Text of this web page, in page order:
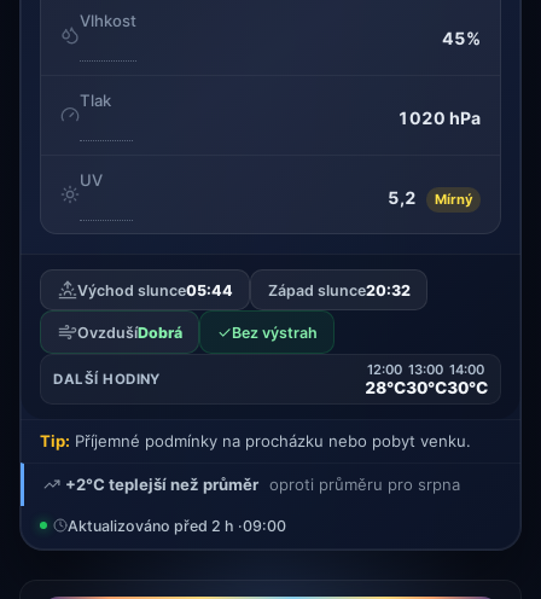
Vlhkost
45%
Tlak
1020 hPa
UV
5,2 Mírný
Východ slunce05:44 Západ slunce20:32
OvzdušíDobrá ✓Bez výstrah
DALŠÍ HODINY
12:00
28°C
13:00
30°C
14:00
30°C
Tip: Příjemné podmínky na procházku nebo pobyt venku.
+2°C teplejší než průměr oproti průměru pro srpna
Aktualizováno před 2 h ·09:00